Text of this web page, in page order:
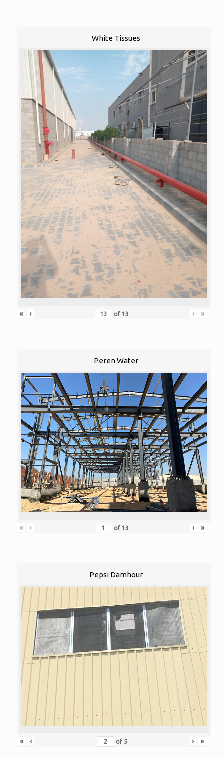
White Tissues
« ‹ of 13 › »
Peren Water
« ‹ of 13 › »
Pepsi Damhour
« ‹ of 5 › »